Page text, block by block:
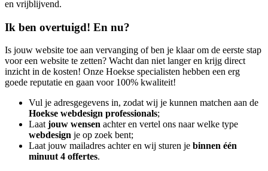
en vrijblijvend.
Ik ben overtuigd! En nu?
Is jouw website toe aan vervanging of ben je klaar om de eerste stap
voor een website te zetten? Wacht dan niet langer en krijg direct
inzicht in de kosten! Onze Hoekse specialisten hebben een erg
goede reputatie en gaan voor 100% kwaliteit!
Vul je adresgegevens in, zodat wij je kunnen matchen aan de
Hoekse webdesign professionals;
Laat jouw wensen achter en vertel ons naar welke type
webdesign je op zoek bent;
Laat jouw mailadres achter en wij sturen je binnen één
minuut 4 offertes.